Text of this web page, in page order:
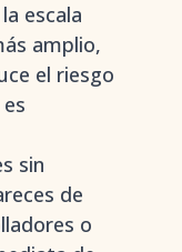
escala
amplio,
el riesgo
sin
de
o